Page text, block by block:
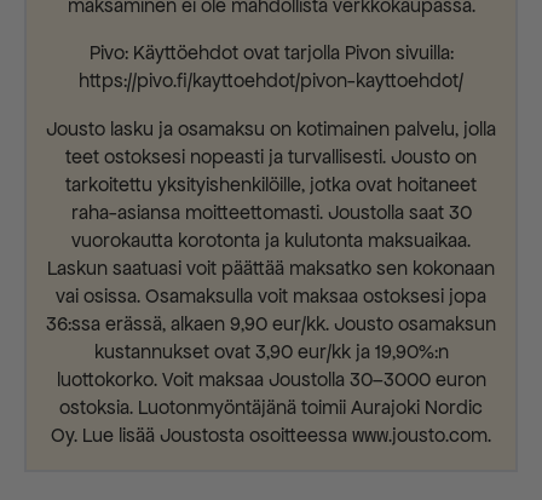
maksaminen ei ole mahdollista verkkokaupassa.
Pivo: Käyttöehdot ovat tarjolla Pivon sivuilla:
https://pivo.fi/kayttoehdot/pivon-kayttoehdot/
Jousto lasku ja osamaksu on kotimainen palvelu, jolla
teet ostoksesi nopeasti ja turvallisesti. Jousto on
tarkoitettu yksityishenkilöille, jotka ovat hoitaneet
raha-asiansa moitteettomasti. Joustolla saat 30
vuorokautta korotonta ja kulutonta maksuaikaa.
Laskun saatuasi voit päättää maksatko sen kokonaan
vai osissa. Osamaksulla voit maksaa ostoksesi jopa
36:ssa erässä, alkaen 9,90 eur/kk. Jousto osamaksun
kustannukset ovat 3,90 eur/kk ja 19,90%:n
luottokorko. Voit maksaa Joustolla 30–3000 euron
ostoksia. Luotonmyöntäjänä toimii Aurajoki Nordic
Oy. Lue lisää Joustosta osoitteessa www.jousto.com.